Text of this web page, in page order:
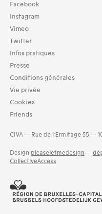
Facebook
Instagram
Vimeo
Twitter
Infos pratiques
Presse
Conditions générales
Vie privée
Cookies
Friends
CIVA — Rue de l’Ermitage 55 —
Design pleaseletmedesign —
CollectiveAccess